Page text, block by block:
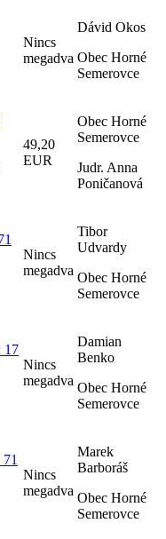
Nincs
megadva
Dávid Okos
Obec Horné
Semerovce
49,20
EUR
Obec Horné
Semerovce
Judr. Anna
Poničanová
Nincs
megadva
Tibor
Udvardy
Obec Horné
Semerovce
17
Nincs
megadva
Damian
Benko
Obec Horné
Semerovce
Nincs
megadva
Marek
Barboráš
Obec Horné
Semerovce